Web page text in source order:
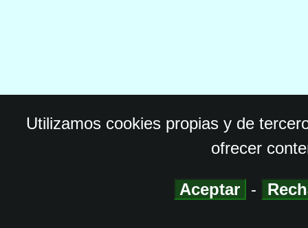
Utilizamos cookies propias y de
ofrecer
Aceptar -